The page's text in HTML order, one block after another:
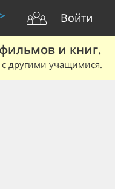
Войти
и книг.
с другими учащимися.